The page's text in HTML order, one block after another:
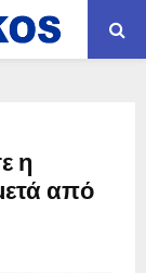
η
από